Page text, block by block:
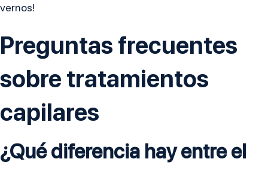
vernos!
Preguntas frecuentes
sobre tratamientos
capilares
¿Qué diferencia hay entre el